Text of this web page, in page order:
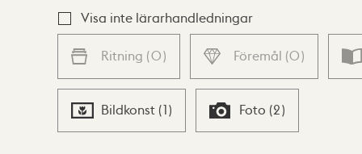
Visa inte lärarhandledningar
Ritning (0) Föremål (0)
Bildkonst (1) Foto (2)